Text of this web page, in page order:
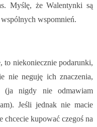
Myślę, że Walentynki są
wspomnień.
to niekoniecznie podarunki,
nie neguję ich znaczenia,
nigdy nie odmawiam
Jeśli jednak nie macie
chcecie kupować czegoś na